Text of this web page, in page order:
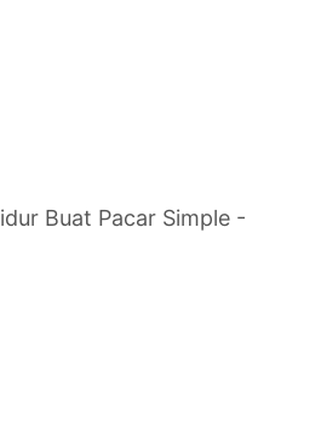
Buat Pacar Simple -